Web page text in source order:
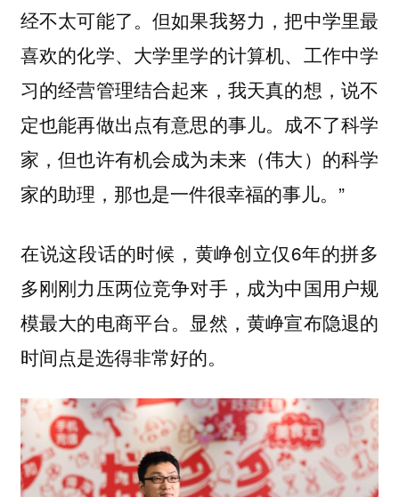
经不太可能了。但如果我努力，把中学里最
喜欢的化学、大学里学的计算机、工作中学
习的经营管理结合起来，我天真的想，说不
定也能再做出点有意思的事儿。成不了科学
家，但也许有机会成为未来（伟大）的科学
家的助理，那也是一件很幸福的事儿。”
在说这段话的时候，黄峥创立仅6年的拼多
多刚刚力压两位竞争对手，成为中国用户规
模最大的电商平台。显然，黄峥宣布隐退的
时间点是选得非常好的。